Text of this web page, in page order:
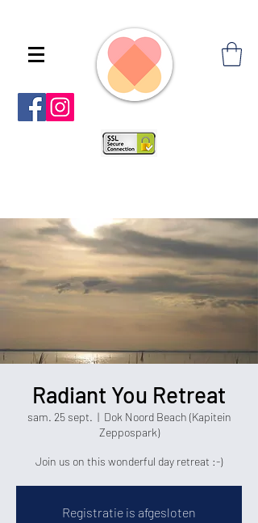
Radiant You Retreat
sam. 25 sept.
  |
Dok Noord Beach (Kapitein
Zeppospark)
Join us on this wonderful day retreat :-)
Registratie is afgesloten